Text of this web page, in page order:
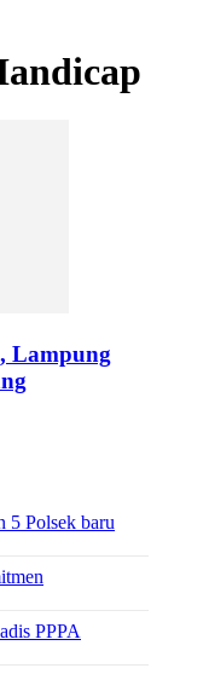
Lampung
5 Polsek baru
PPPA